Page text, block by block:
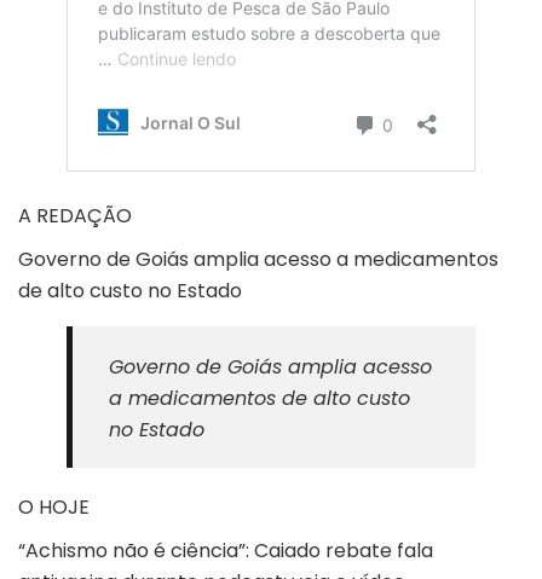
A REDAÇÃO
Governo de Goiás amplia acesso a medicamentos
de alto custo no Estado
Governo de Goiás amplia acesso
a medicamentos de alto custo
no Estado
O HOJE
“Achismo não é ciência”: Caiado rebate fala